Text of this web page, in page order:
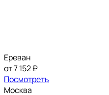
Ереван
от 7 152 ₽
Посмотреть
Москва